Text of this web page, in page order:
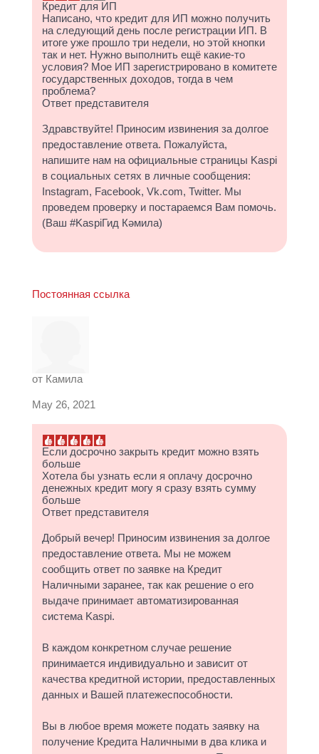
Кредит для ИП
Написано, что кредит для ИП можно получить
на следующий день после регистрации ИП. В
итоге уже прошло три недели, но этой кнопки
так и нет. Нужно выполнить ещё какие-то
условия? Мое ИП зарегистрировано в комитете
государственных доходов, тогда в чем
проблема?
Ответ представителя
Здравствуйте! Приносим извинения за долгое
предоставление ответа. Пожалуйста,
напишите нам на официальные страницы Kaspi
в социальных сетях в личные сообщения:
Instagram, Facebook, Vk.com, Twitter. Мы
проведем проверку и постараемся Вам помочь.
(Ваш #KaspiГид Кәмила)
Постоянная ссылка
от Камила
May 26, 2021
Если досрочно закрыть кредит можно взять
больше
Хотела бы узнать если я оплачу досрочно
денежных кредит могу я сразу взять сумму
больше
Ответ представителя
Добрый вечер! Приносим извинения за долгое
предоставление ответа. Мы не можем
сообщить ответ по заявке на Кредит
Наличными заранее, так как решение о его
выдаче принимает автоматизированная
cистема Kaspi.
В каждом конкретном случае решение
принимается индивидуально и зависит от
качества кредитной истории, предоставленных
данных и Вашей платежеспособности.
Вы в любое время можете подать заявку на
получение Кредита Наличными в два клика и